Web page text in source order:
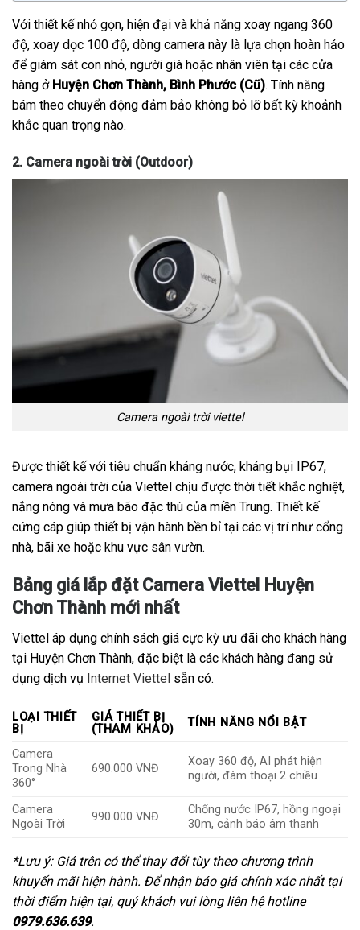
Với thiết kế nhỏ gọn, hiện đại và khả năng xoay ngang 360
độ, xoay dọc 100 độ, dòng camera này là lựa chọn hoàn hảo
để giám sát con nhỏ, người già hoặc nhân viên tại các cửa
hàng ở Huyện Chơn Thành, Bình Phước (Cũ). Tính năng
bám theo chuyển động đảm bảo không bỏ lỡ bất kỳ khoảnh
khắc quan trọng nào.
2. Camera ngoài trời (Outdoor)
Camera ngoài trời viettel
Được thiết kế với tiêu chuẩn kháng nước, kháng bụi IP67,
camera ngoài trời của Viettel chịu được thời tiết khắc nghiệt,
nắng nóng và mưa bão đặc thù của miền Trung. Thiết kế
cứng cáp giúp thiết bị vận hành bền bỉ tại các vị trí như cổng
nhà, bãi xe hoặc khu vực sân vườn.
Bảng giá lắp đặt Camera Viettel Huyện
Chơn Thành mới nhất
Viettel áp dụng chính sách giá cực kỳ ưu đãi cho khách hàng
tại Huyện Chơn Thành, đặc biệt là các khách hàng đang sử
dụng dịch vụ Internet Viettel sẵn có.
LOẠI THIẾT
BỊ
GIÁ THIẾT BỊ
(THAM KHẢO)
TÍNH NĂNG NỔI BẬT
Camera
Trong Nhà
360°
690.000 VNĐ
Xoay 360 độ, AI phát hiện
người, đàm thoại 2 chiều
Camera
Ngoài Trời
990.000 VNĐ
Chống nước IP67, hồng ngoại
30m, cảnh báo âm thanh
*Lưu ý: Giá trên có thể thay đổi tùy theo chương trình
khuyến mãi hiện hành. Để nhận báo giá chính xác nhất tại
thời điểm hiện tại, quý khách vui lòng liên hệ hotline
0979.636.639.